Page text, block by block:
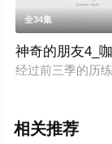
全34集
神奇的朋友4_
经过前三季的历
相关推荐